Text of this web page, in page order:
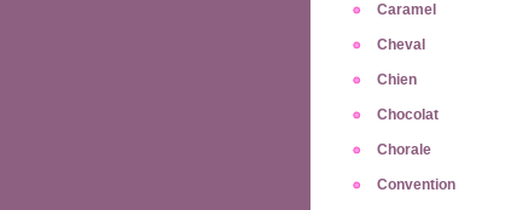
Caramel
Cheval
Chien
Chocolat
Chorale
Convention